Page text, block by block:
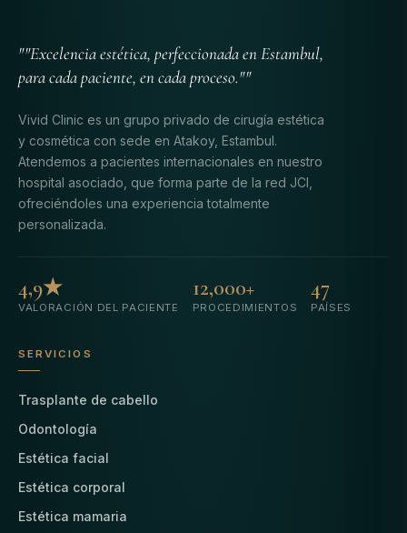
""Excelencia estética, perfeccionada en Estambul,
para cada paciente, en cada proceso.""
Vivid Clinic es un grupo privado de cirugía estética
y cosmética con sede en Atakoy, Estambul.
Atendemos a pacientes internacionales en nuestro
hospital asociado, que forma parte de la red JCI,
ofreciéndoles una experiencia totalmente
personalizada.
4,9★
VALORACIÓN DEL PACIENTE
12,000+
PROCEDIMIENTOS
47
PAÍSES
SERVICIOS
Trasplante de cabello
Odontología
Estética facial
Estética corporal
Estética mamaria